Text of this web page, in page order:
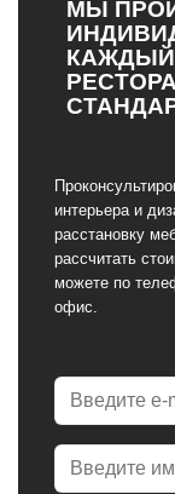
МЫ
КАЖДЫЙ
интерьера и
расстановку
рассчитать
можете по
офис.